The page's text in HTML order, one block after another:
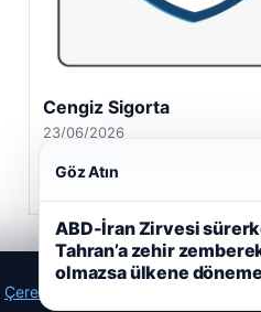
Cengiz Sigorta
23/06/2026
Çerez Politikamız
Göz Atın
ABD-İran Zirvesi
Tahran’a zehir
olmazsa ülkene